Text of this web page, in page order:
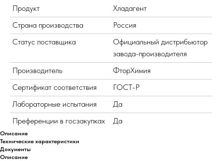
Продукт
Хладагент
Страна производства
Россия
Статус поставщика
Официальный дистрибьютор
завода-производителя
Производитель
ФторХимия
Сертификат соответствия
ГОСТ-Р
Лабораторные испытания
Да
Преференции в госзакупках
Да
Описание
Технические характеристики
Документы
Описание